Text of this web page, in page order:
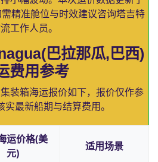
需精准舱位与时效建议咨询塔吉特
工作人员。
巴拉那瓜,巴西)
费用参考
装箱海运报价如下，报价仅作参
最新船期与结算费用。
运价格(美
元)
适用场景